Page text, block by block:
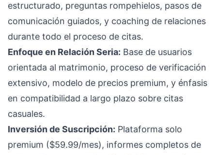
estructurado, preguntas rompehielos, pasos de
comunicación guiados, y coaching de relaciones
durante todo el proceso de citas.
Enfoque en Relación Seria: Base de usuarios
orientada al matrimonio, proceso de verificación
extensivo, modelo de precios premium, y énfasis
en compatibilidad a largo plazo sobre citas
casuales.
Inversión de Suscripción: Plataforma solo
premium ($59.99/mes), informes completos de